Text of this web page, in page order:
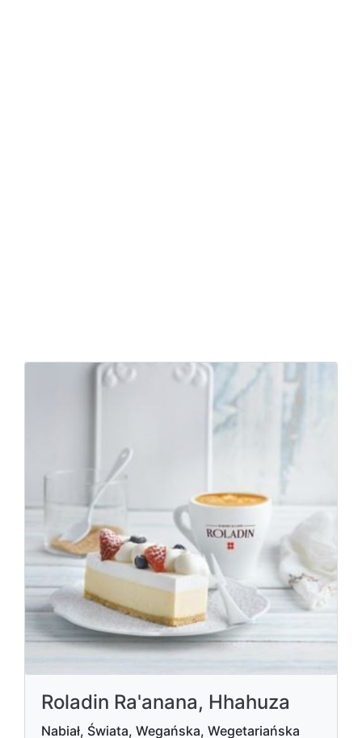
Roladin Ra'anana, Hhahuza
Nabiał, Świata, Wegańska, Wegetariańska